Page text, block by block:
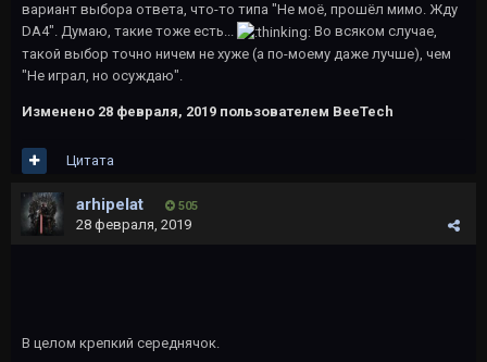
вариант выбора ответа, что-то типа "Не моё, прошёл мимо. Жду
DA4". Думаю, такие тоже есть...
Во всяком случае,
такой выбор точно ничем не хуже (а по-моему даже лучше), чем
"Не играл, но осуждаю".
Изменено 28 февраля, 2019 пользователем BeeTech
Цитата
arhipelat 505
28 февраля, 2019
В целом крепкий середнячок.